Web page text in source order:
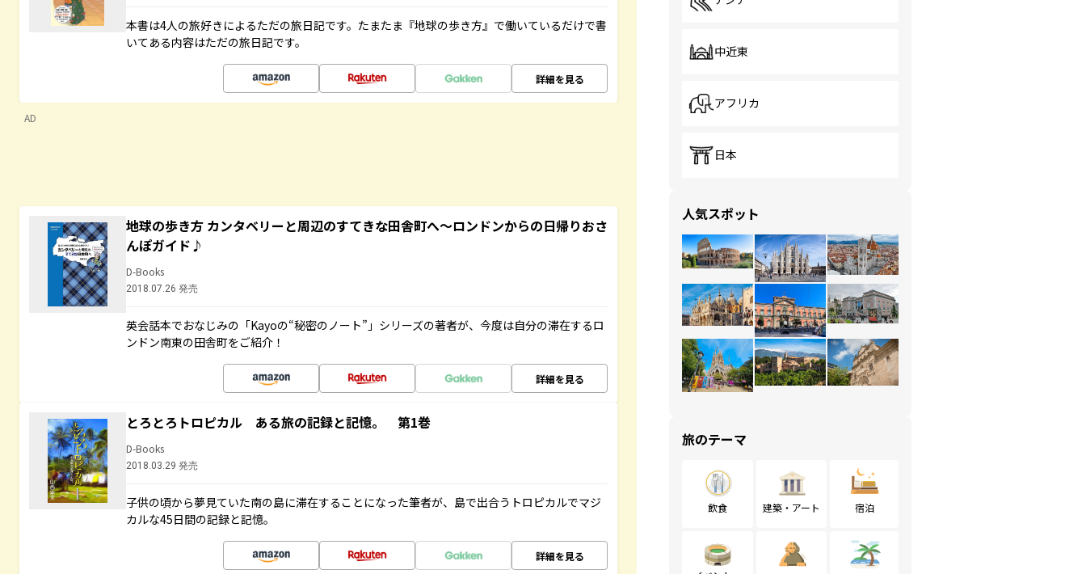
本書は4人の旅好きによるただの旅日記です。たまたま『地球の歩き方』で働いているだけで書
いてある内容はただの旅日記です。
詳細を見る
AD
地球の歩き方 カンタベリーと周辺のすてきな田舎町へ～ロンドンからの日帰りおさ
んぽガイド♪
D-Books
2018.07.26 発売
英会話本でおなじみの「Kayoの“秘密のノート”」シリーズの著者が、今度は自分の滞在するロ
ンドン南東の田舎町をご紹介！
詳細を見る
とろとろトロピカル ある旅の記録と記憶。 第1巻
D-Books
2018.03.29 発売
子供の頃から夢見ていた南の島に滞在することになった筆者が、島で出合うトロピカルでマジ
カルな45日間の記録と記憶。
詳細を見る
中近東
アフリカ
日本
人気スポット
旅のテーマ
飲食 建築・アート 宿泊